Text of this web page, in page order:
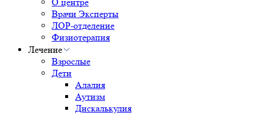
Врачи Эксперты
ЛОР-отделение
Физиотерапия
Лечение
Взрослые
Дети
Алалия
Аутизм
Дискалькулия